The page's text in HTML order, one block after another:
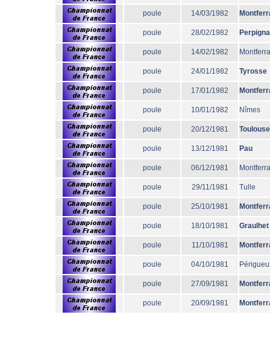
poule 14/03/1982
poule 28/02/1982
poule 14/02/1982
poule 24/01/1982 Tyrosse
poule 17/01/1982
poule 10/01/1982 Nîmes
poule 20/12/1981 Toulouse
poule 13/12/1981 Pau
poule 06/12/1981
poule 29/11/1981 Tulle
poule 25/10/1981
poule 18/10/1981 Graulhet
poule 11/10/1981
poule 04/10/1981
poule 27/09/1981
poule 20/09/1981